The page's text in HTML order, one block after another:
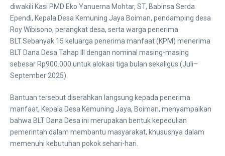
diwakili Kasi PMD Eko Yanuerna Mohtar, ST, Babinsa Serda
Ependi, Kepala Desa Kemuning Jaya Boiman, pendamping desa
Roy Wibisono, perangkat desa, serta warga penerima
BLT.Sebanyak 15 keluarga penerima manfaat (KPM) menerima
BLT Dana Desa Tahap III dengan nominal masing-masing
sebesar Rp900.000 untuk alokasi tiga bulan sekaligus (Juli–
September 2025).
Bantuan tersebut diserahkan langsung kepada penerima
manfaat, Kepala Desa Kemuning Jaya, Boiman, menyampaikan
bahwa BLT Dana Desa ini merupakan bentuk kepedulian
pemerintah dalam membantu masyarakat, khususnya dalam
memenuhi kebutuhan pokok sehari-hari.